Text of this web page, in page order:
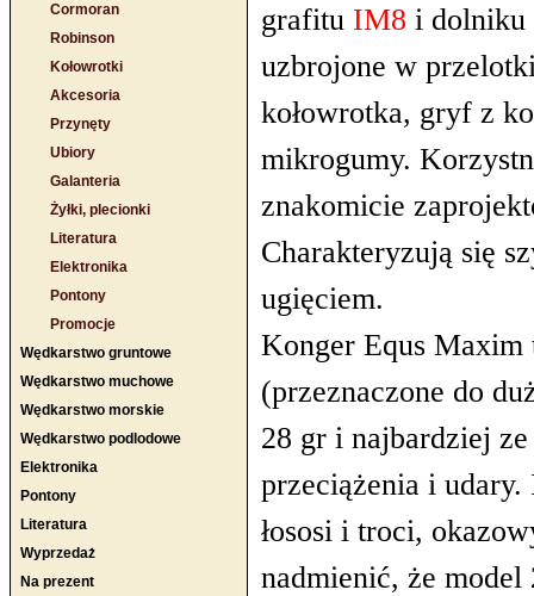
Cormoran
Robinson
Kołowrotki
Akcesoria
Przynęty
Ubiory
Galanteria
Żyłki, plecionki
Literatura
Elektronika
Pontony
Promocje
Wędkarstwo gruntowe
Wędkarstwo muchowe
Wędkarstwo morskie
Wędkarstwo podlodowe
Elektronika
Pontony
Literatura
Wyprzedaż
Na prezent
grafitu IM8 i dolniku
uzbrojone w
kołowrotka, gryf z
mikrogumy.
znakomicie
Charakteryzują się
ugięciem.
Konger Equs Maxim
(przeznaczone do
28 gr i najbardziej
przeciążenia i udary.
łososi i troci,
nadmienić, że model